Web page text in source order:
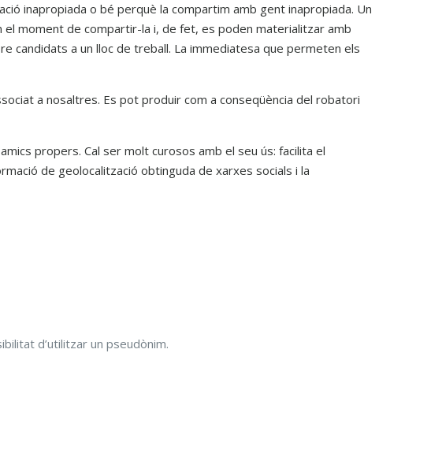
inapropiada o bé perquè la compartim amb gent inapropiada. Un
moment de compartir-la i, de fet, es poden materialitzar amb
candidats a un lloc de treball. La immediatesa que permeten els
a nosaltres. Es pot produir com a conseqüència del robatori
propers. Cal ser molt curosos amb el seu ús: facilita el
de geolocalització obtinguda de xarxes socials i la
d’utilitzar un pseudònim.